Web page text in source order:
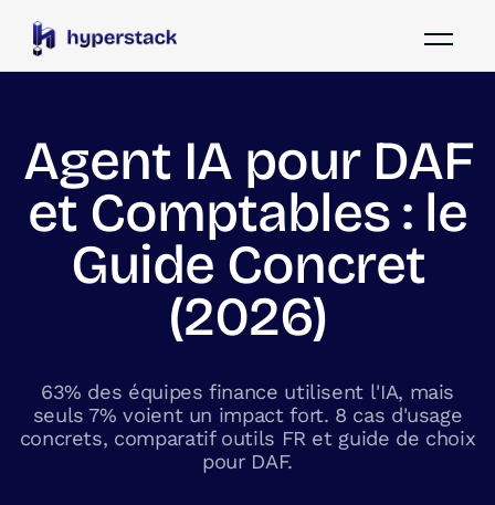
Agent IA pour DAF
et Comptables : le
Guide Concret
(2026)
63% des équipes finance utilisent l'IA, mais
seuls 7% voient un impact fort. 8 cas d'usage
concrets, comparatif outils FR et guide de choix
pour DAF.